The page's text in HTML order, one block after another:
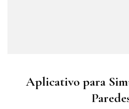
Aplicativo para